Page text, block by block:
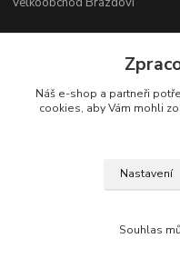
+420 602 565 661
brazdovi@svicky-
Náš e-shop a partneři
cookies, aby Vám mohli
Nastavení
Souhlas